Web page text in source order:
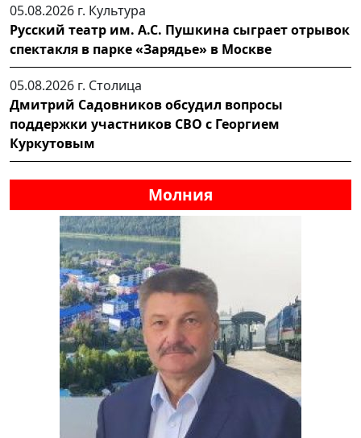
05.08.2026 г. Культура
Русский театр им. А.С. Пушкина сыграет отрывок
спектакля в парке «Зарядье» в Москве
05.08.2026 г. Столица
Дмитрий Садовников обсудил вопросы
поддержки участников СВО с Георгием
Куркутовым
Молния